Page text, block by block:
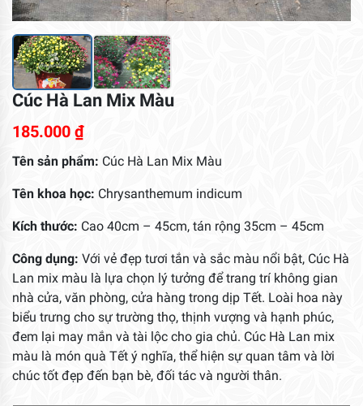
Cúc Hà Lan Mix Màu
185.000 ₫
Tên sản phẩm: Cúc Hà Lan Mix Màu
Tên khoa học: Chrysanthemum indicum
Kích thước: Cao 40cm – 45cm, tán rộng 35cm – 45cm
Công dụng: Với vẻ đẹp tươi tắn và sắc màu nổi bật, Cúc Hà
Lan mix màu là lựa chọn lý tưởng để trang trí không gian
nhà cửa, văn phòng, cửa hàng trong dịp Tết. Loài hoa này
biểu trưng cho sự trường thọ, thịnh vượng và hạnh phúc,
đem lại may mắn và tài lộc cho gia chủ. Cúc Hà Lan mix
màu là món quà Tết ý nghĩa, thể hiện sự quan tâm và lời
chúc tốt đẹp đến bạn bè, đối tác và người thân.